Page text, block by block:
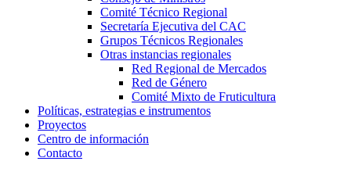
Comité Técnico Regional
Secretaría Ejecutiva del CAC
Grupos Técnicos Regionales
Otras instancias regionales
Red Regional de Mercados
Red de Género
Comité Mixto de Fruticultura
Políticas, estrategias e instrumentos
Proyectos
Centro de información
Contacto